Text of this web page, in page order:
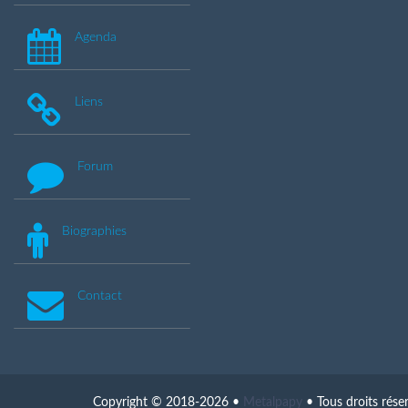
Agenda
Liens
Forum
Biographies
Contact
Copyright © 2018-2026 • Metalpapy • Tous droits